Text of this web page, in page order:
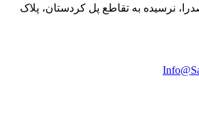
نرسیده به تقاطع پل کردستان، پلاک